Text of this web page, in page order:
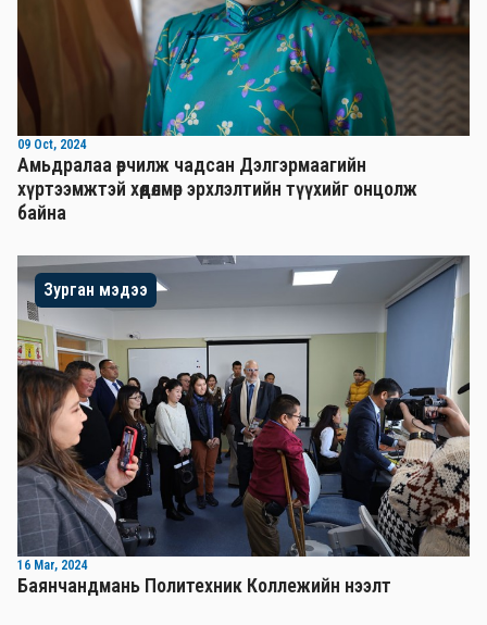
09 Oct, 2024
Амьдралаа өөрчилж чадсан Дэлгэрмаагийн
хүртээмжтэй хөдөлмөр эрхлэлтийн түүхийг онцолж
байна
Зурган мэдээ
16 Mar, 2024
Баянчандмань Политехник Коллежийн нээлт